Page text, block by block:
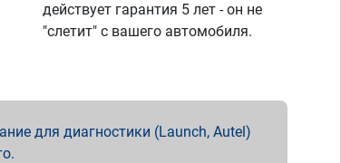
действует гарантия 5 лет - он не
"слетит" с вашего автомобиля.
для диагностики (Launch, Autel)